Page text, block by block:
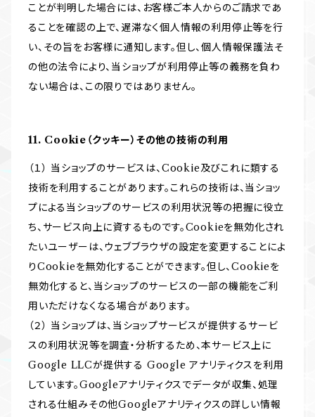
ことが判明した場合には、お客様ご本人からのご請求であ
ることを確認の上で、遅滞なく個人情報の利用停止等を行
い、その旨をお客様に通知します。但し、個人情報保護法そ
の他の法令により、当ショップが利用停止等の義務を負わ
ない場合は、この限りではありません。
11. Cookie（クッキー）その他の技術の利用
（１） 当ショップのサービスは、Cookie及びこれに類する
技術を利用することがあります。これらの技術は、当ショッ
プによる当ショップのサービスの利用状況等の把握に役立
ち、サービス向上に資するものです。Cookieを無効化され
たいユーザーは、ウェブブラウザの設定を変更することによ
りCookieを無効化することができます。但し、Cookieを
無効化すると、当ショップのサービスの一部の機能をご利
用いただけなくなる場合があります。
（２） 当ショップは、当ショップサービスが提供するサービ
スの利用状況等を調査・分析するため、本サービス上に
Google LLCが提供する Google アナリティクスを利用
しています。Googleアナリティクスでデータが収集、処理
される仕組みその他Googleアナリティクスの詳しい情報